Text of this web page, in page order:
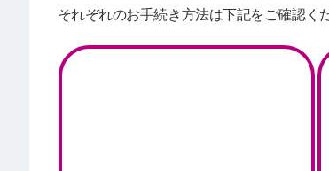
それぞれのお手続き方法は下記をご確認く